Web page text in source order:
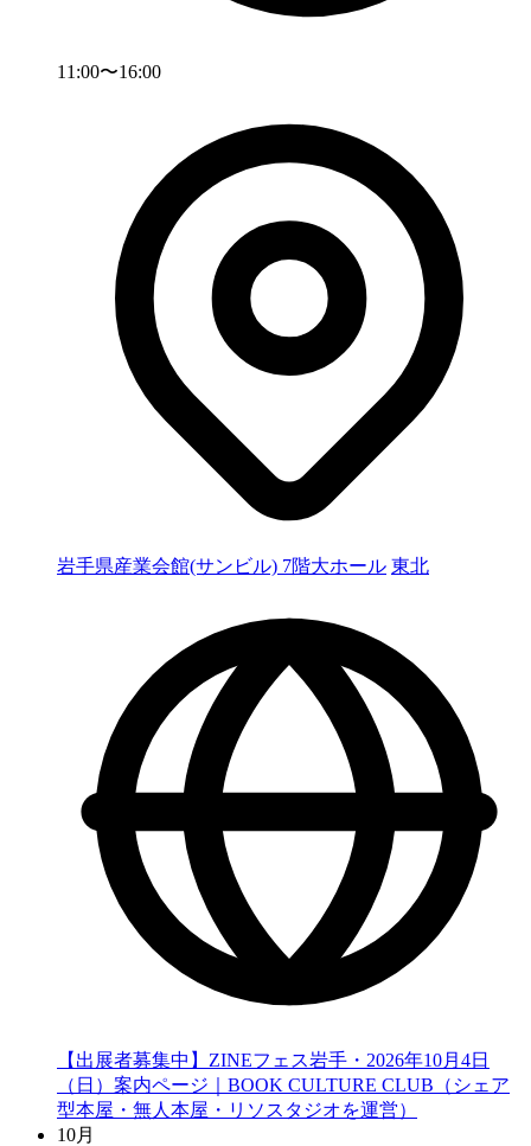
11:00〜16:00
岩手県産業会館(サンビル) 7階大ホール 東北
【出展者募集中】ZINEフェス岩手・2026年10月4日
（日）案内ページ｜BOOK CULTURE CLUB（シェア
型本屋・無人本屋・リソスタジオを運営）
10月